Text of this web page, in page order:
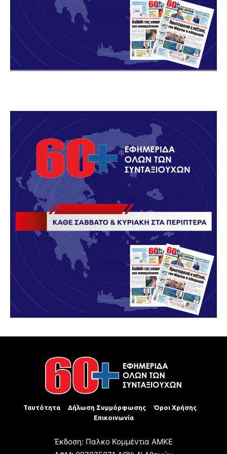
Ταυτότητα Δήλωση Συμμόρφωσης
Όροι Χρήσης
Επικοινωνία
Έκδοση: Παλκο Κομμέντια ΑΜΚΕ